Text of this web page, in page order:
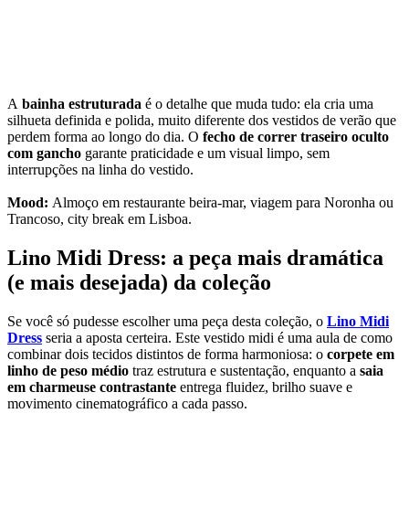
A bainha estruturada é o detalhe que muda tudo: ela cria uma
silhueta definida e polida, muito diferente dos vestidos de verão que
perdem forma ao longo do dia. O fecho de correr traseiro oculto
com gancho garante praticidade e um visual limpo, sem
interrupções na linha do vestido.
Mood: Almoço em restaurante beira-mar, viagem para Noronha ou
Trancoso, city break em Lisboa.
Lino Midi Dress: a peça mais dramática
(e mais desejada) da coleção
Se você só pudesse escolher uma peça desta coleção, o Lino Midi
Dress seria a aposta certeira. Este vestido midi é uma aula de como
combinar dois tecidos distintos de forma harmoniosa: o corpete em
linho de peso médio traz estrutura e sustentação, enquanto a saia
em charmeuse contrastante entrega fluidez, brilho suave e
movimento cinematográfico a cada passo.